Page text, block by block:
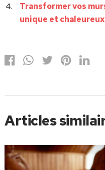
Transformer vos
unique et chaleureux
Articles